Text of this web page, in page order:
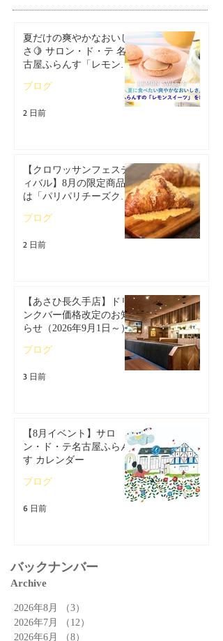
夏だけの爽やかなおいし
さ🍋 サロン・ド・テ 名
古屋ふらんす「レモンス
ブログ
2 日前
【クロワッサンフェステ
ィバル】8月の限定商品
は「パリパリチーズクロ
ブログ
2 日前
【あさひ長久手店】ドリ
ンクバー価格改定のお知
らせ（2026年9月1日～）
ブログ
3 日前
【8月イベント】サロ
ン・ド・テ名古屋ふらん
す カレンダー
ブログ
6 日前
バックナンバー
Archive
2026年8月 （3）
2026年7月
（12）
2026年6月
（8）